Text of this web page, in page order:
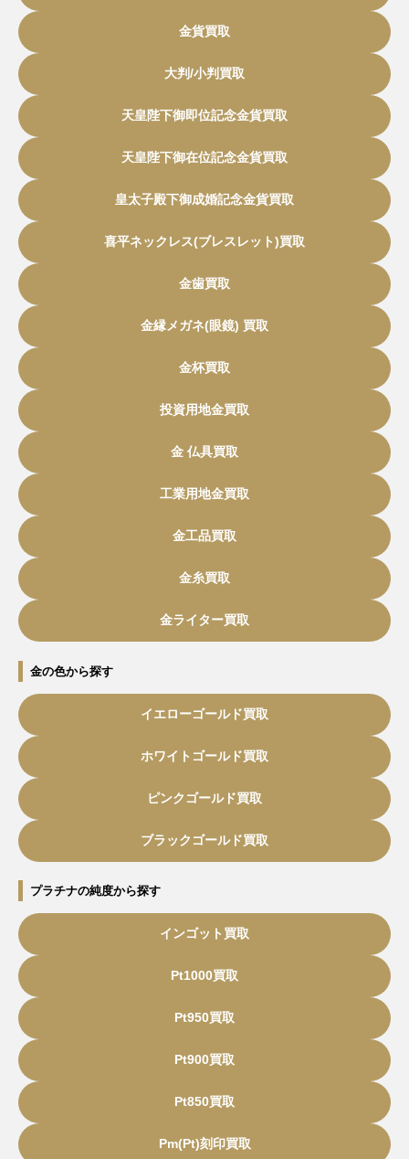
金貨買取
大判/小判買取
天皇陛下御即位記念金貨買取
天皇陛下御在位記念金貨買取
皇太子殿下御成婚記念金貨買取
喜平ネックレス(ブレスレット)買取
金歯買取
金縁メガネ(眼鏡) 買取
金杯買取
投資用地金買取
金 仏具買取
工業用地金買取
金工品買取
金糸買取
金ライター買取
金の色から探す
イエローゴールド買取
ホワイトゴールド買取
ピンクゴールド買取
ブラックゴールド買取
プラチナの純度から探す
インゴット買取
Pt1000買取
Pt950買取
Pt900買取
Pt850買取
Pm(Pt)刻印買取